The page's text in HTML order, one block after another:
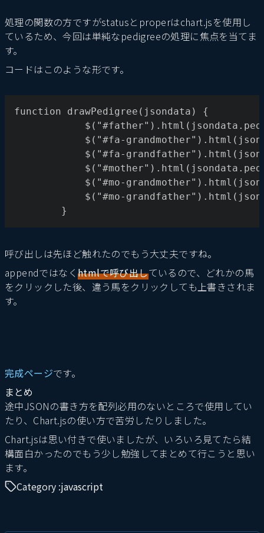
処理の関数の方ですがstatusとproperはchart.jsを使用し
ているため、今回は単純なpedigreeの処理に焦点を当てま
す。
コードはこのような形です。
function drawPedigree(jsondata) {
$("#fa-
$("#fa-
$("#mo-
$("#mo-
		}
呼び出しは先ほど触れたのでもう大丈夫ですね。
appendではなく htmlで呼び出しているので、どれかの馬
をクリックした後、違う馬をクリックしても上書きされま
す。
完成ページです。
まとめ
途中JSONの書き方を配列必用のないところで使用してい
たり、Chart.jsの使い方で苦労したりしました。
Chart.jsは思い付きで使いましたが、いろいろ見てたら結
構面白かったのでもう少し勉強してまとめて行こうと思い
ます。
Category :javascript